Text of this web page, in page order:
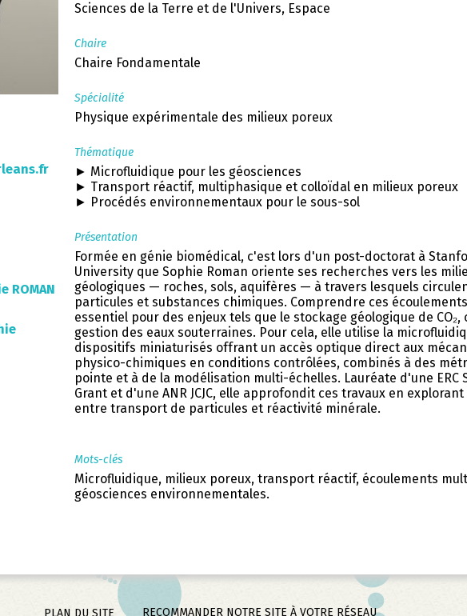
ROMAN
Sciences de la Terre et de l'Univers, Espace
Chaire
Chaire Fondamentale
Spécialité
Physique expérimentale des milieux poreux
Thématique
► Microfluidique pour les géosciences
► Transport réactif, multiphasique et colloïdal en milieux poreux
► Procédés environnementaux pour le sous-sol
Présentation
Formée en génie biomédical, c'est lors d'un post-doctorat à
University que Sophie Roman oriente ses recherches vers les
géologiques — roches, sols, aquifères — à travers lesquels
particules et substances chimiques. Comprendre ces
essentiel pour des enjeux tels que le stockage géologique de CO₂,
gestion des eaux souterraines. Pour cela, elle utilise la
dispositifs miniaturisés offrant un accès optique direct aux
physico-chimiques en conditions contrôlées, combinés à des
pointe et à de la modélisation multi-échelles. Lauréate d'une ERC
Grant et d'une ANR JCJC, elle approfondit ces travaux en
entre transport de particules et réactivité minérale.
Mots-clés
Microfluidique, milieux poreux, transport réactif, écoulements
géosciences environnementales.
PLAN DU SITE RECOMMANDER NOTRE SITE À VOTRE RÉSEAU